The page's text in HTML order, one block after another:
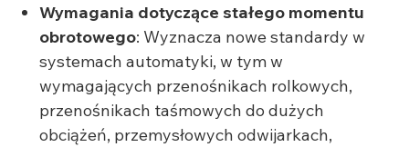
Wymagania dotyczące stałego momentu
obrotowego: Wyznacza nowe standardy w
systemach automatyki, w tym w
wymagających przenośnikach rolkowych,
przenośnikach taśmowych do dużych
obciążeń, przemysłowych odwijarkach,